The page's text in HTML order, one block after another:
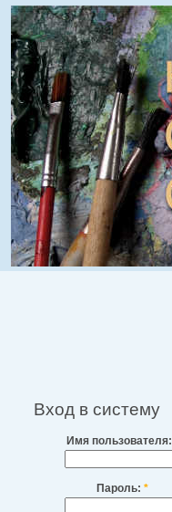
Вход в систему
Имя пользователя:
Пароль: *